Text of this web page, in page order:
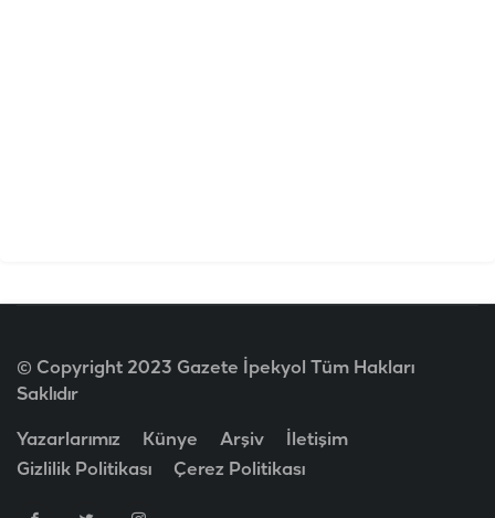
© Copyright 2023 Gazete İpekyol Tüm Hakları
Saklıdır
Yazarlarımız Künye Arşiv
İletişim
Gizlilik Politikası
Çerez Politikası